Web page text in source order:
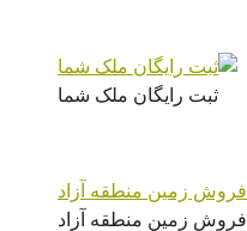
ثبت رایگان ملک شما
فروش زمین منطقه آزاد